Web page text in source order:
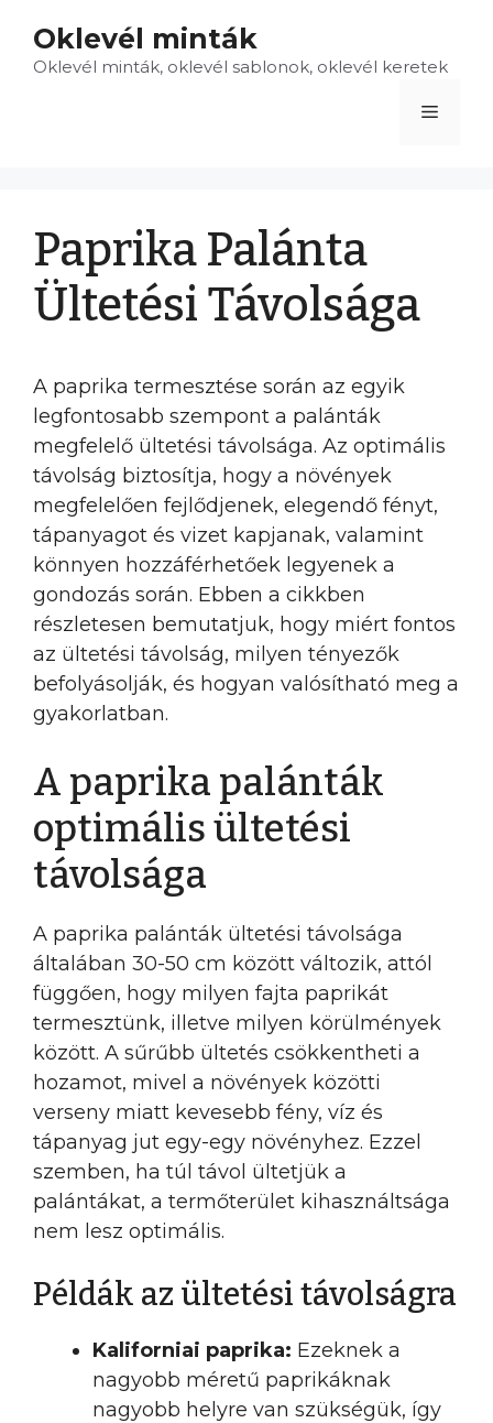
tartalomba
Oklevél minták
Oklevél minták, oklevél sablonok, oklevél keretek
Menü
Paprika Palánta
Ültetési Távolsága
A paprika termesztése során az egyik
legfontosabb szempont a palánták
megfelelő ültetési távolsága. Az optimális
távolság biztosítja, hogy a növények
megfelelően fejlődjenek, elegendő fényt,
tápanyagot és vizet kapjanak, valamint
könnyen hozzáférhetőek legyenek a
gondozás során. Ebben a cikkben
részletesen bemutatjuk, hogy miért fontos
az ültetési távolság, milyen tényezők
befolyásolják, és hogyan valósítható meg a
gyakorlatban.
A paprika palánták
optimális ültetési
távolsága
A paprika palánták ültetési távolsága
általában 30-50 cm között változik, attól
függően, hogy milyen fajta paprikát
termesztünk, illetve milyen körülmények
között. A sűrűbb ültetés csökkentheti a
hozamot, mivel a növények közötti
verseny miatt kevesebb fény, víz és
tápanyag jut egy-egy növényhez. Ezzel
szemben, ha túl távol ültetjük a
palántákat, a termőterület kihasználtsága
nem lesz optimális.
Példák az ültetési távolságra
Kaliforniai paprika: Ezeknek a
nagyobb méretű paprikáknak
nagyobb helyre van szükségük, így